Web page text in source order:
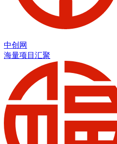
中创网
海量项目汇聚